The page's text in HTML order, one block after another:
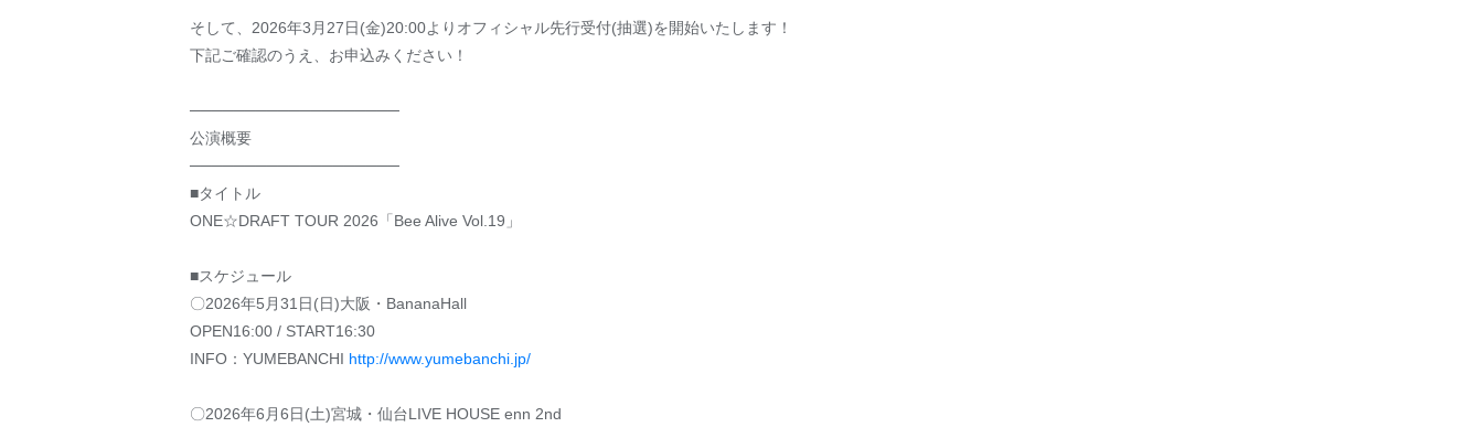
そして、2026年3月27日(金)20:00よりオフィシャル先行受付(抽選)を開始いたします！
下記ご確認のうえ、お申込みください！
───────────────────
公演概要
───────────────────
■タイトル
ONE☆DRAFT TOUR 2026「Bee Alive Vol.19」
■スケジュール
〇2026年5月31日(日)大阪・BananaHall
OPEN16:00 / START16:30
INFO：YUMEBANCHI http://www.yumebanchi.jp/
〇2026年6月6日(土)宮城・仙台LIVE HOUSE enn 2nd